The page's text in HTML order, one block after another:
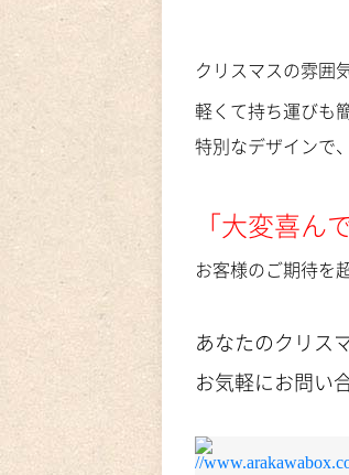
クリスマスの雰囲
軽くて持ち運びも
特別なデザインで
「大変喜ん
お客様のご期待を
あなたのクリス
お気軽にお問い